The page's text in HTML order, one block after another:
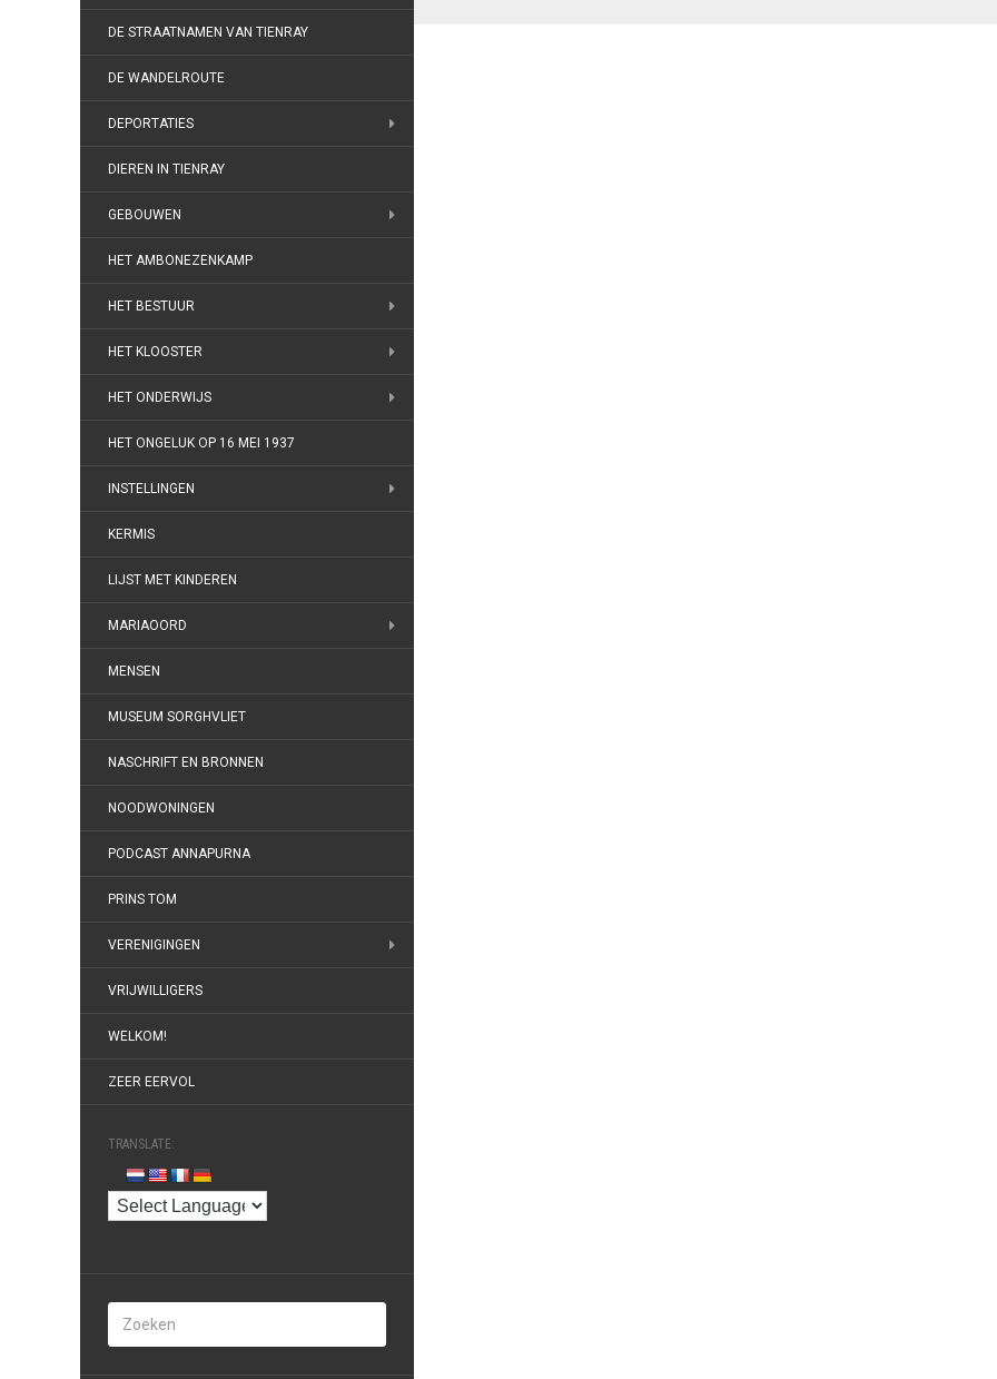
DE STRAATNAMEN VAN TIENRAY
DE WANDELROUTE
DEPORTATIES
DIEREN IN TIENRAY
GEBOUWEN
HET AMBONEZENKAMP
HET BESTUUR
HET KLOOSTER
HET ONDERWIJS
HET ONGELUK OP 16 MEI 1937
INSTELLINGEN
KERMIS
LIJST MET KINDEREN
MARIAOORD
MENSEN
MUSEUM SORGHVLIET
NASCHRIFT EN BRONNEN
NOODWONINGEN
PODCAST ANNAPURNA
PRINS TOM
VERENIGINGEN
VRIJWILLIGERS
WELKOM!
ZEER EERVOL
TRANSLATE: